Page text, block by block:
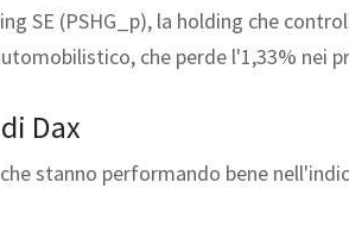
SE (PSHG_p), la holding che
che perde l'1,33% nei
Dax
stanno performando bene